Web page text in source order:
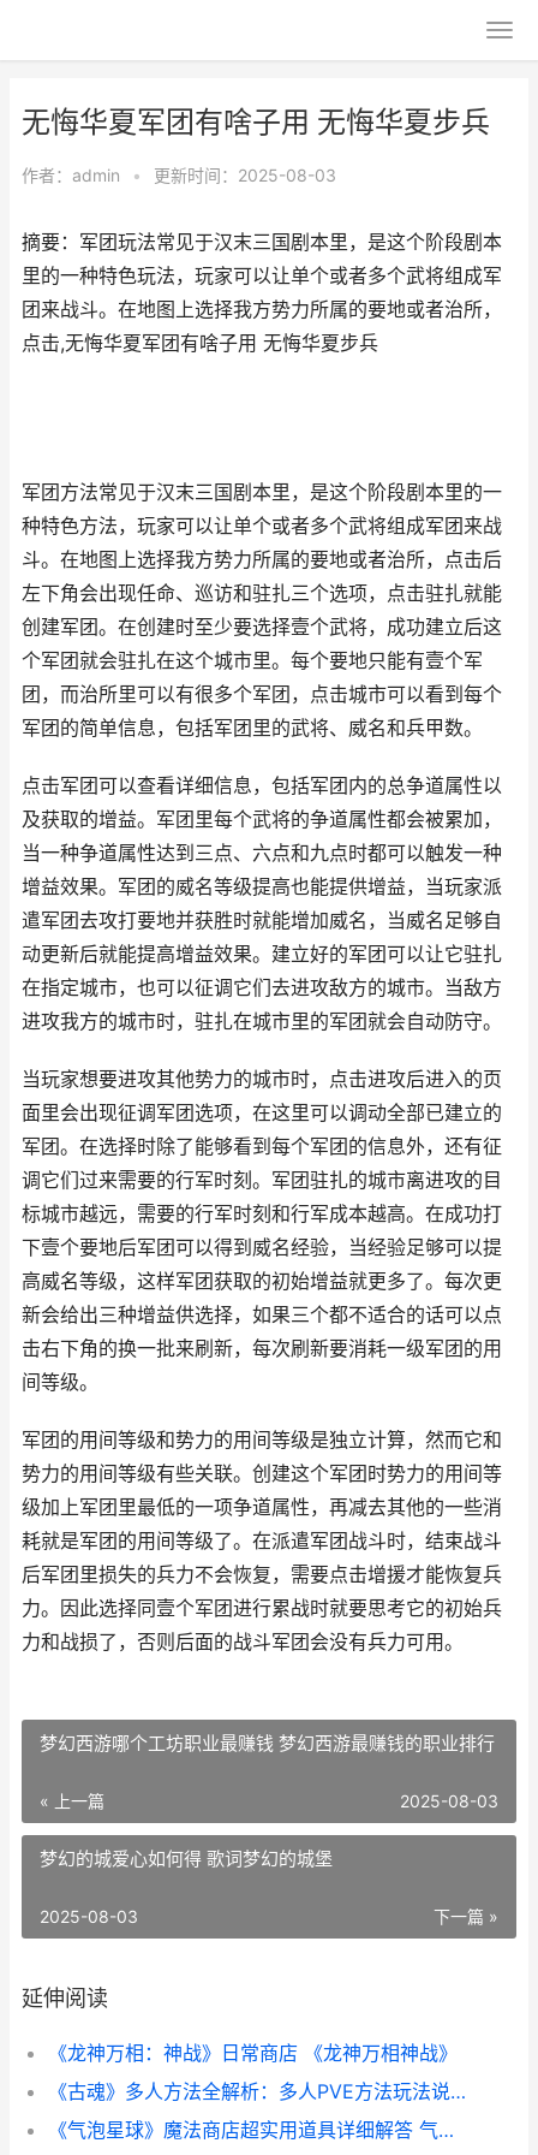
无悔华夏军团有啥子用 无悔华夏步兵
作者： admin • 更新时间：2025-08-03
摘要：军团玩法常见于汉末三国剧本里，是这个阶段剧本
里的一种特色玩法，玩家可以让单个或者多个武将组成军
团来战斗。在地图上选择我方势力所属的要地或者治所，
点击,无悔华夏军团有啥子用 无悔华夏步兵
军团方法常见于汉末三国剧本里，是这个阶段剧本里的一
种特色方法，玩家可以让单个或者多个武将组成军团来战
斗。在地图上选择我方势力所属的要地或者治所，点击后
左下角会出现任命、巡访和驻扎三个选项，点击驻扎就能
创建军团。在创建时至少要选择壹个武将，成功建立后这
个军团就会驻扎在这个城市里。每个要地只能有壹个军
团，而治所里可以有很多个军团，点击城市可以看到每个
军团的简单信息，包括军团里的武将、威名和兵甲数。
点击军团可以查看详细信息，包括军团内的总争道属性以
及获取的增益。军团里每个武将的争道属性都会被累加，
当一种争道属性达到三点、六点和九点时都可以触发一种
增益效果。军团的威名等级提高也能提供增益，当玩家派
遣军团去攻打要地并获胜时就能增加威名，当威名足够自
动更新后就能提高增益效果。建立好的军团可以让它驻扎
在指定城市，也可以征调它们去进攻敌方的城市。当敌方
进攻我方的城市时，驻扎在城市里的军团就会自动防守。
当玩家想要进攻其他势力的城市时，点击进攻后进入的页
面里会出现征调军团选项，在这里可以调动全部已建立的
军团。在选择时除了能够看到每个军团的信息外，还有征
调它们过来需要的行军时刻。军团驻扎的城市离进攻的目
标城市越远，需要的行军时刻和行军成本越高。在成功打
下壹个要地后军团可以得到威名经验，当经验足够可以提
高威名等级，这样军团获取的初始增益就更多了。每次更
新会给出三种增益供选择，如果三个都不适合的话可以点
击右下角的换一批来刷新，每次刷新要消耗一级军团的用
间等级。
军团的用间等级和势力的用间等级是独立计算，然而它和
势力的用间等级有些关联。创建这个军团时势力的用间等
级加上军团里最低的一项争道属性，再减去其他的一些消
耗就是军团的用间等级了。在派遣军团战斗时，结束战斗
后军团里损失的兵力不会恢复，需要点击增援才能恢复兵
力。因此选择同壹个军团进行累战时就要思考它的初始兵
力和战损了，否则后面的战斗军团会没有兵力可用。
梦幻西游哪个工坊职业最赚钱 梦幻西游最赚钱的职业排行
« 上一篇 2025-08-03
梦幻的城爱心如何得 歌词梦幻的城堡
下一篇 »
2025-08-03
延伸阅读
《龙神万相：神战》日常商店 《龙神万相神战》
《古魂》多人方法全解析：多人PVE方法玩法说明 魂血古戒
《气泡星球》魔法商店超实用道具详细解答 气泡星球下载安装